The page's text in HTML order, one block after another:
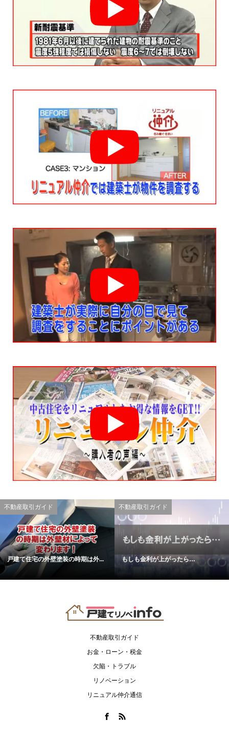
不動産取引ガイド
戸建て住宅の外壁塗装の時期は外...
不動産取引ガイド
もしも金利が上がったら…
不動産取引ガイド
お金・ローン・税金
欠陥・トラブル
リノベーション
リニュアル仲介通信